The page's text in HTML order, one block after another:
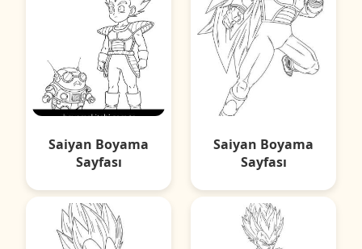
Saiyan Boyama
Sayfası
Saiyan Boyama
Sayfası